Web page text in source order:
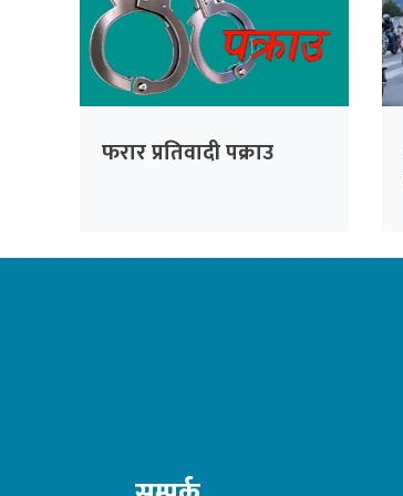
फरार प्रतिवादी पक्राउ